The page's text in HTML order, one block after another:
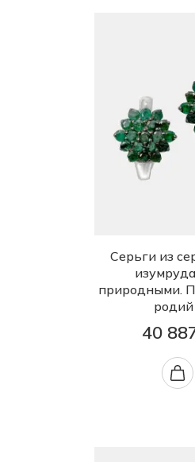
Серьги из
природными.
родий
40